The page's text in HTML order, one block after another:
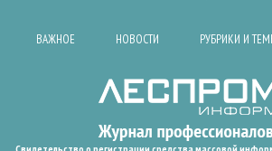
ВАЖНОЕ НОВОСТИ РУБРИКИ И